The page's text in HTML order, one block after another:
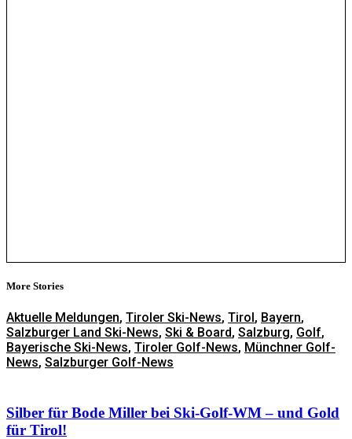
More Stories
Aktuelle Meldungen, Tiroler Ski-News, Tirol, Bayern,
Salzburger Land Ski-News, Ski & Board, Salzburg, Golf,
Bayerische Ski-News, Tiroler Golf-News, Münchner Golf-
News, Salzburger Golf-News
Silber für Bode Miller bei Ski-Golf-WM – und Gold
für Tirol!